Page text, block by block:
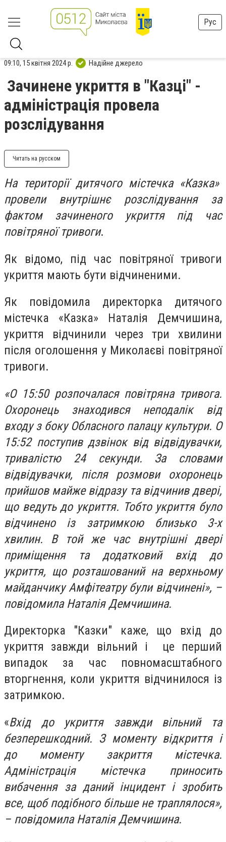
Рус
09:10, 15 квітня 2024 р. Надійне джерело
Зачинене укриття в "Казці" -
адміністрація провела
розслідування
Читать на русском
На території дитячого містечка «Казка»
провели внутрішнє розслідування за
фактом зачиненого укриття під час
повітряної тривоги.
Як відомо, під час повітряної тривоги
укриття мають бути відчиненими.
Як повідомила директорка дитячого
містечка «Казка» Наталія Демчишина,
укриття відчинили через три хвилини
після оголошення у Миколаєві повітряної
тривоги.
«О 15:50 розпочалася повітряна тривога.
Охоронець знаходився неподалік від
входу з боку Обласного палацу культури. О
15:52 поступив дзвінок від відвідувачки,
тривалістю 24 секунди. За словами
відвідувачки, після розмови охоронець
прийшов майже відразу та відчинив двері,
що ведуть до укриття. Тобто укриття було
відчинено із затримкою близько 3-х
хвилин. В той же час внутрішні двері
приміщення та додатковий вхід до
укриття, що розташований на верхньому
майданчику Амфітеатру були відчинені», –
повідомила Наталія Демчишина.
Директорка "Казки" каже, що вхід до
укриття завжди вільний і це перший
випадок за час повномасштабного
вторгнення, коли укриття відчинилося із
затримкою.
«Вхід до укриття завжди вільний та
безперешкодний. З моменту відкриття і
до моменту закриття містечка.
Адміністрація містечка приносить
вибачення за даний інцидент і зробить
все, щоб подібного більше не траплялося»,
– повідомила Наталія Демчишина.